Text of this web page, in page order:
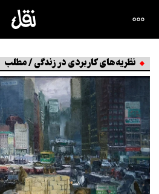
نظریه‌های کاربردی در زندگی / مطلب